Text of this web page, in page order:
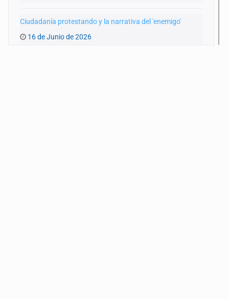
Ciudadanía protestando y la narrativa del 'enemigo'
16 de Junio de 2026